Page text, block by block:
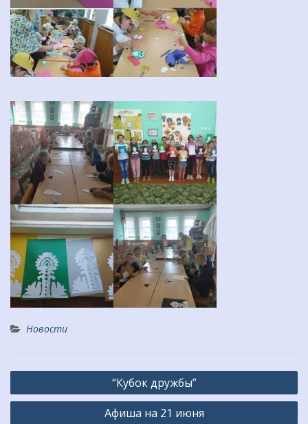
Новости
Навигация
по
“Кубок дружбы”
Афиша на 21 июня